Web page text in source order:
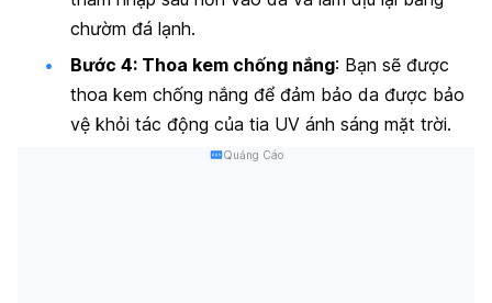
chườm đá lạnh.
Bước 4: Thoa kem chống nắng: Bạn sẽ được
thoa kem chống nắng để đảm bảo da được bảo
vệ khỏi tác động của tia UV ánh sáng mặt trời.
Quảng Cáo